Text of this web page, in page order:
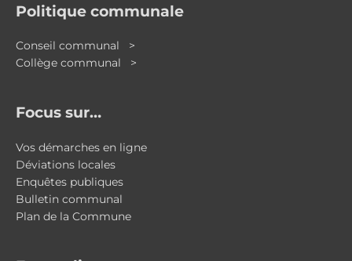
Politique communale
Conseil communal >
Collège communal >
Focus sur…
Vos démarches en ligne
Déviations locales
Enquêtes publiques
Bulletin communal
Plan de la Commune